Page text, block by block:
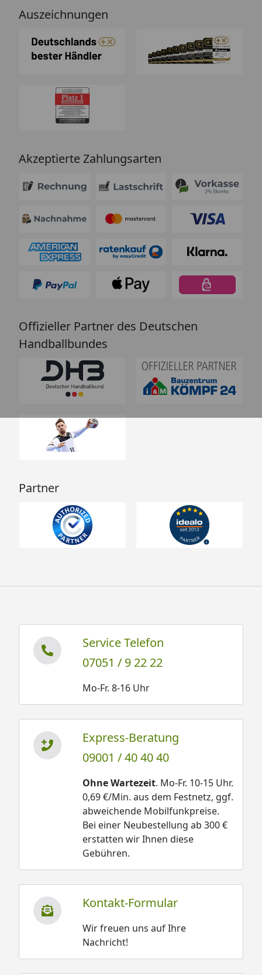
Auszeichnungen
Akzeptierte Zahlungsarten
Offizieller Partner des Deutschen
Handballbundes
Partner
Service Telefon
07051 / 9 22 22
Mo-Fr. 8-16 Uhr
Express-Beratung
09001 / 40 40 40
Ohne Wartezeit. Mo-Fr. 10-15 Uhr.
0,69 €/Min. aus dem Festnetz, ggf.
abweichende Mobilfunkpreise.
Bei einer Neubestellung ab 300 €
erstatten wir Ihnen diese
Gebühren.
Kontakt-Formular
Wir freuen uns auf Ihre
Nachricht!